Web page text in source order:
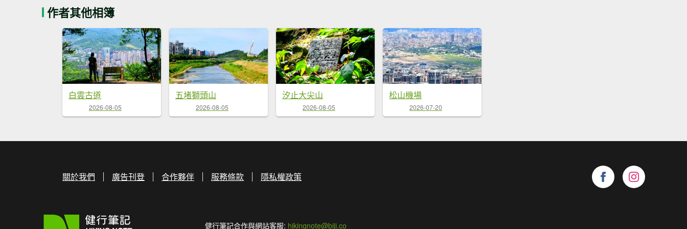
作者其他相簿
白雲古道
2026-08-05
五堵獅頭山
2026-08-05
汐止大尖山
2026-08-05
松山機場
2026-07-20
關於我們 廣告刊登 合作夥伴 服務條款 隱私權政策
健行筆記合作與網站客服: hikingnote@biji.co